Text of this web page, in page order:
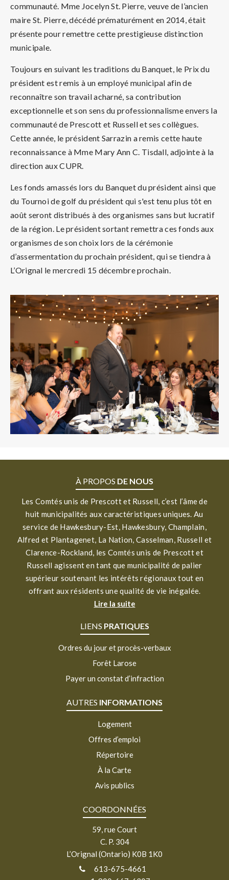
communauté. Mme Jocelyn St. Pierre, veuve de l’ancien
maire St. Pierre, décédé prématurément en 2014, était
présente pour remettre cette prestigieuse distinction
municipale.
Toujours en suivant les traditions du Banquet, le Prix du
président est remis à un employé municipal afin de
reconnaître son travail acharné, sa contribution
exceptionnelle et son sens du professionnalisme envers la
communauté de Prescott et Russell et ses collègues.
Cette année, le président Sarrazin a remis cette haute
reconnaissance à Mme Mary Ann C. Tisdall, adjointe à la
direction aux CUPR.
Les fonds amassés lors du Banquet du président ainsi que
du Tournoi de golf du président qui s'est tenu plus tôt en
août seront distribués à des organismes sans but lucratif
de la région. Le président sortant remettra ces fonds aux
organismes de son choix lors de la cérémonie
d’assermentation du prochain président, qui se tiendra à
L’Orignal le mercredi 15 décembre prochain.
À PROPOS DE NOUS
Les Comtés unis de Prescott et Russell, c’est l’âme de
huit municipalités aux caractéristiques uniques. Au
service de Hawkesbury-Est, Hawkesbury, Champlain,
Alfred et Plantagenet, La Nation, Casselman, Russell et
Clarence-Rockland, les Comtés unis de Prescott et
Russell agissent en tant que municipalité de palier
supérieur soutenant les intérêts régionaux tout en
offrant aux résidents une qualité de vie inégalée.
Lire la suite
LIENS PRATIQUES
Ordres du jour et procès-verbaux
Forêt Larose
Payer un constat d’infraction
AUTRES INFORMATIONS
Logement
Offres d’emploi
Répertoire
À la Carte
Avis publics
COORDONNÉES
59, rue Court
C. P. 304
L’Orignal (Ontario) K0B 1K0
613-675-4661